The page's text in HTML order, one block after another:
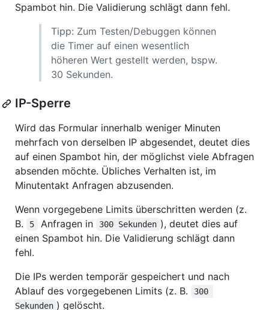
Spambot hin. Die Validierung schlägt dann fehl.
Tipp: Zum Testen/Debuggen können
die Timer auf einen wesentlich
höheren Wert gestellt werden, bspw.
30 Sekunden.
IP-Sperre
Wird das Formular innerhalb weniger Minuten
mehrfach von derselben IP abgesendet, deutet dies
auf einen Spambot hin, der möglichst viele Abfragen
absenden möchte. Übliches Verhalten ist, im
Minutentakt Anfragen abzusenden.
Wenn vorgegebene Limits überschritten werden (z.
B.
5 Anfragen in 300 Sekunden ), deutet dies auf
einen Spambot hin. Die Validierung schlägt dann
fehl.
Die IPs werden temporär gespeichert und nach
Ablauf des vorgegebenen Limits (z. B.
300
Sekunden ) gelöscht.